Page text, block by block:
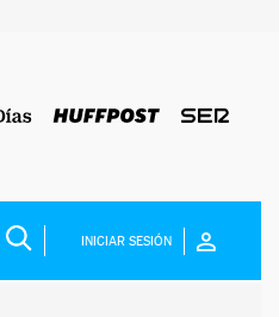
INICIAR SESIÓN